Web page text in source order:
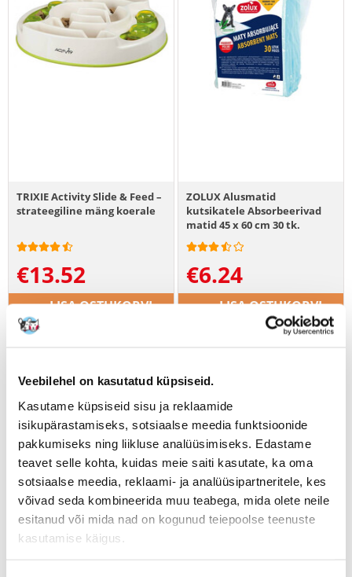
Veebilehel on kasutatud küpsiseid.
Kasutame küpsiseid sisu ja reklaamide
isikupärastamiseks, sotsiaalse meedia funktsioonide
pakkumiseks ning liikluse analüüsimiseks. Edastame
teavet selle kohta, kuidas meie saiti kasutate, ka oma
sotsiaalse meedia, reklaami- ja analüüsipartneritele, kes
võivad seda kombineerida muu teabega, mida olete neile
esitanud või mida nad on kogunud teiepoolse teenuste
kasutamise käigus.
TRIXIE Activity Slide & Feed –
strateegiline mäng koerale
€13.52
LISA OSTUKORVI
ZOLUX Alusmatid
kutsikatele Absorbeerivad
matid 45 x 60 cm 30 tk.
€6.24
LISA OSTUKORVI